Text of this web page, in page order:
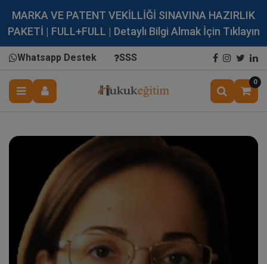
MARKA VE PATENT VEKİLLİĞİ SINAVINA HAZIRLIK
PAKETİ | FULL+FULL | Detaylı Bilgi Almak İçin Tıklayın
Whatsapp Destek SSS
0